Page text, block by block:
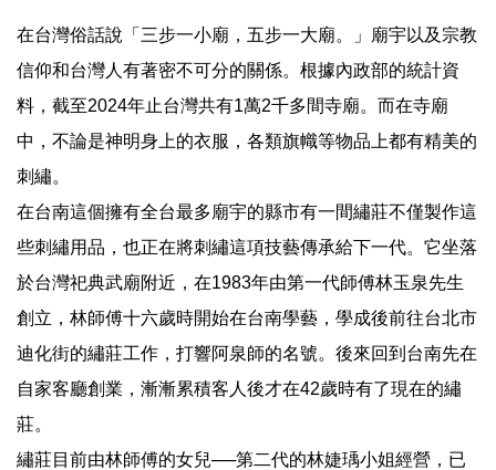
在台灣俗話說「三步一小廟，五步一大廟。」廟宇以及宗教
信仰和台灣人有著密不可分的關係。根據內政部的統計資
料，截至2024年止台灣共有1萬2千多間寺廟。而在寺廟
中，不論是神明身上的衣服，各類旗幟等物品上都有精美的
刺繡。
在台南這個擁有全台最多廟宇的縣市有一間繡莊不僅製作這
些刺繡用品，也正在將刺繡這項技藝傳承給下一代。它坐落
於台灣祀典武廟附近，在1983年由第一代師傅林玉泉先生
創立，林師傅十六歲時開始在台南學藝，學成後前往台北市
迪化街的繡莊工作，打響阿泉師的名號。後來回到台南先在
自家客廳創業，漸漸累積客人後才在42歲時有了現在的繡
莊。
繡莊目前由林師傅的女兒──第二代的林婕瑀小姐經營，已